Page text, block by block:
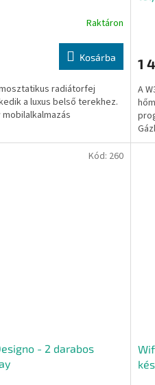
Raktáron
Kosárba
radiátorfej
a luxus belső terekhez.
1
A
- 2 darabos
Kód: 260